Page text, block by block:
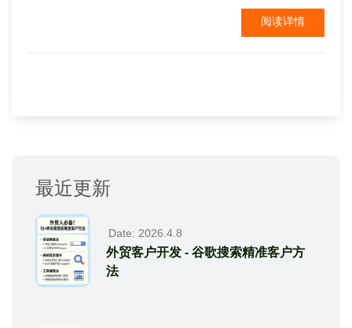
网站的各个区域。网站整体看上去要简单大方，图文
要有理有据，网站的颜色不要太鲜艳，也不喜欢太多
重...
阅读详情
最近更新
Date: 2026.4.8
外贸客户开发 - 谷歌搜索精准客户方
法